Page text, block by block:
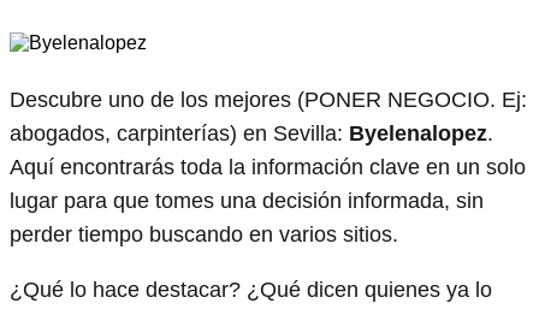
Descubre uno de los mejores (PONER NEGOCIO. Ej:
abogados, carpinterías) en Sevilla: Byelenalopez.
Aquí encontrarás toda la información clave en un solo
lugar para que tomes una decisión informada, sin
perder tiempo buscando en varios sitios.
¿Qué lo hace destacar? ¿Qué dicen quienes ya lo